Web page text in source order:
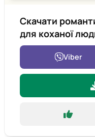
Скачати
для коханої
Viber